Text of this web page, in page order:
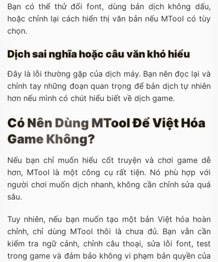
Bạn có thể thử đổi font, dùng bản dịch không dấu,
hoặc chỉnh lại cách hiển thị văn bản nếu MTool có tùy
chọn.
Dịch sai nghĩa hoặc câu văn khó hiểu
Đây là lỗi thường gặp của dịch máy. Bạn nên đọc lại và
chỉnh tay những đoạn quan trọng để bản dịch tự nhiên
hơn nếu mình có chút hiểu biết về dịch game.
Có Nên Dùng MTool Để Việt Hóa
Game Không?
Nếu bạn chỉ muốn hiểu cốt truyện và chơi game dễ
hơn, MTool là một công cụ rất tiện. Nó phù hợp với
người chơi muốn dịch nhanh, không cần chỉnh sửa quá
sâu.
Tuy nhiên, nếu bạn muốn tạo một bản Việt hóa hoàn
chỉnh, chỉ dùng MTool thôi là chưa đủ. Bạn vẫn cần
kiểm tra ngữ cảnh, chỉnh câu thoại, sửa lỗi font, test
trong game và đảm bảo không vi phạm bản quyền của